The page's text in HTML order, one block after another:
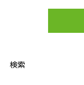
検索